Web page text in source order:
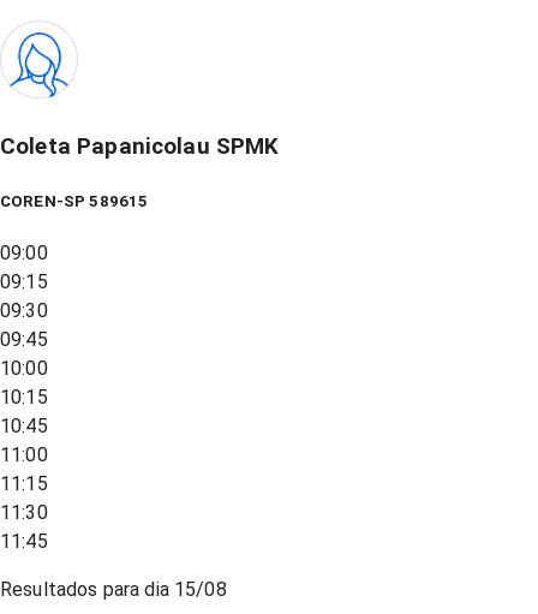
Coleta Papanicolau SPMK
COREN-SP 589615
09:00
09:15
09:30
09:45
10:00
10:15
10:45
11:00
11:15
11:30
11:45
Resultados para dia 15/08